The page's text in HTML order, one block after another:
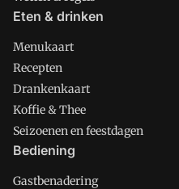
Eten & drinken
Menukaart
Recepten
Drankenkaart
Koffie & Thee
Seizoenen en feestdagen
Bediening
Gastbenadering